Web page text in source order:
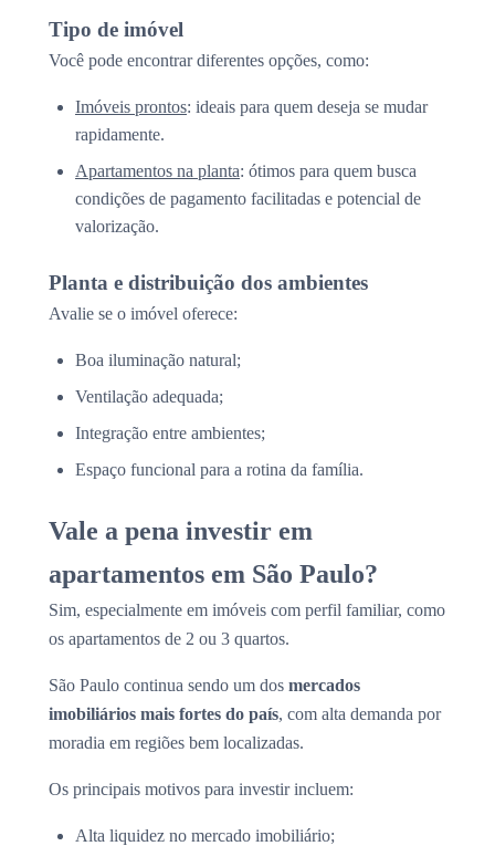
Tipo de imóvel
Você pode encontrar diferentes opções, como:
Imóveis prontos: ideais para quem deseja se mudar
rapidamente.
Apartamentos na planta: ótimos para quem busca
condições de pagamento facilitadas e potencial de
valorização.
Planta e distribuição dos ambientes
Avalie se o imóvel oferece:
Boa iluminação natural;
Ventilação adequada;
Integração entre ambientes;
Espaço funcional para a rotina da família.
Vale a pena investir em
apartamentos em São Paulo?
Sim, especialmente em imóveis com perfil familiar, como
os apartamentos de 2 ou 3 quartos.
São Paulo continua sendo um dos mercados
imobiliários mais fortes do país, com alta demanda por
moradia em regiões bem localizadas.
Os principais motivos para investir incluem:
Alta liquidez no mercado imobiliário;